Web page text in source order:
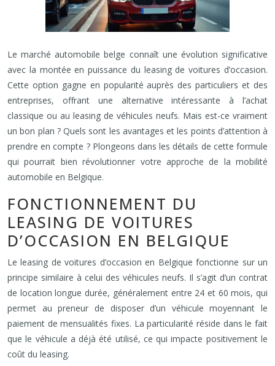
Le marché automobile belge connaît une évolution significative
avec la montée en puissance du leasing de voitures d’occasion.
Cette option gagne en popularité auprès des particuliers et des
entreprises, offrant une alternative intéressante à l’achat
classique ou au leasing de véhicules neufs. Mais est-ce vraiment
un bon plan ? Quels sont les avantages et les points d’attention à
prendre en compte ? Plongeons dans les détails de cette formule
qui pourrait bien révolutionner votre approche de la mobilité
automobile en Belgique.
FONCTIONNEMENT DU
LEASING DE VOITURES
D’OCCASION EN BELGIQUE
Le leasing de voitures d’occasion en Belgique fonctionne sur un
principe similaire à celui des véhicules neufs. Il s’agit d’un contrat
de location longue durée, généralement entre 24 et 60 mois, qui
permet au preneur de disposer d’un véhicule moyennant le
paiement de mensualités fixes. La particularité réside dans le fait
que le véhicule a déjà été utilisé, ce qui impacte positivement le
coût du leasing.